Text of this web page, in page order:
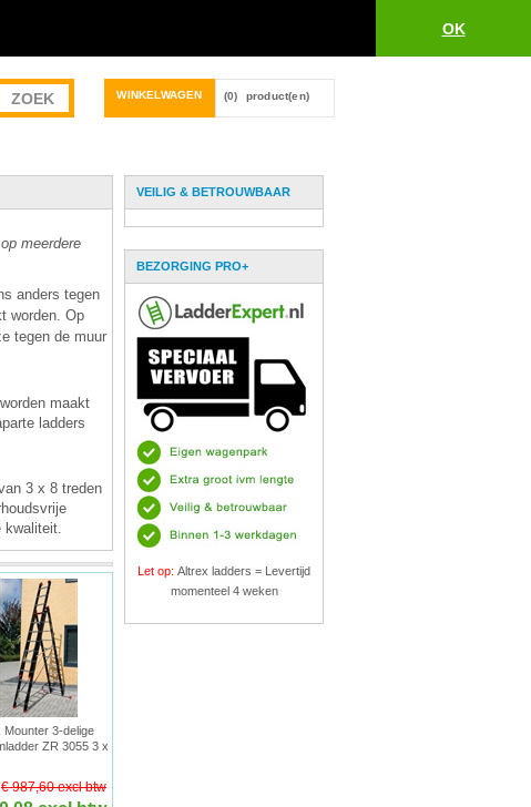
OK
WINKELWAGEN (0) product(en)
meerdere
anders tegen
worden. Op
tegen de muur
maakt
ladders
3 x 8 treden
kwaliteit.
Mounter 3-delige
ZR 3055 3 x
€ 987,60 excl btw
VEILIG & BETROUWBAAR
BEZORGING PRO+
Let op: Altrex ladders = Levertijd
momenteel 4 weken